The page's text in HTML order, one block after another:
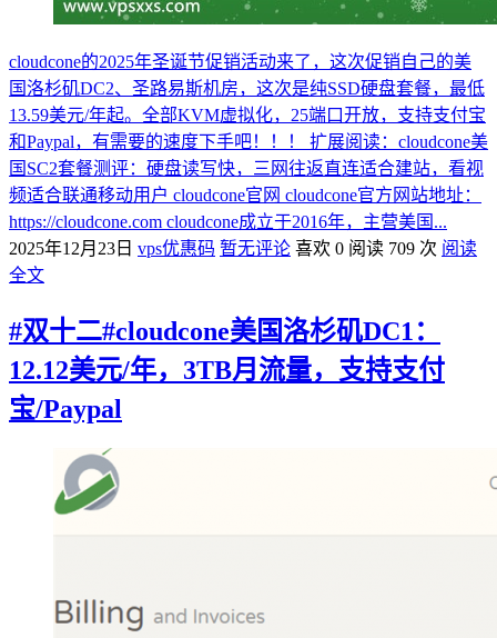
cloudcone的2025年圣诞节促销活动来了，这次促销自己的美
国洛杉矶DC2、圣路易斯机房，这次是纯SSD硬盘套餐，最低
13.59美元/年起。全部KVM虚拟化，25端口开放，支持支付宝
和Paypal，有需要的速度下手吧！！！ 扩展阅读：cloudcone美
国SC2套餐测评：硬盘读写快，三网往返直连适合建站，看视
频适合联通移动用户 cloudcone官网 cloudcone官方网站地址：
https://cloudcone.com cloudcone成立于2016年，主营美国...
2025年12月23日 vps优惠码 暂无评论 喜欢 0 阅读 709 次 阅读
全文
#双十二#cloudcone美国洛杉矶DC1：
12.12美元/年，3TB月流量，支持支付
宝/Paypal